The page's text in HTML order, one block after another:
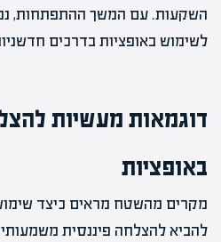
השקעות. עם המשך ההתפתחות,
לשימוש באופציות בדרכים
דוגמאות מעשיות
באופציות
מקרים מהשטח מראים כיצד שימוש
להביא להצלחה פיננסית